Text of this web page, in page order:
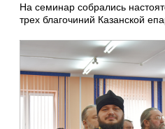
На семинар собрались
трех благочиний Казанской